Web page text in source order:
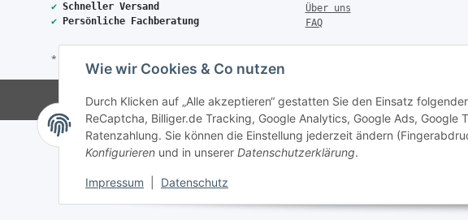
Wie wir Cookies & Co nutzen
Durch Klicken auf „Alle akzeptieren“ gestatten Sie den Einsatz
ReCaptcha, Billiger.de Tracking, Google Analytics, Google Ads,
Ratenzahlung. Sie können die Einstellung jederzeit ändern
Konfigurieren und in unserer Datenschutzerklärung.
Impressum Datenschutz
✔ Schneller Versand
✔
Persönliche Fachberatung
Über uns
FAQ
* Alle Preise inkl. gesetzlicher USt., zzgl.
© Copyright 2026 Treise Elektrotechnik – Alle